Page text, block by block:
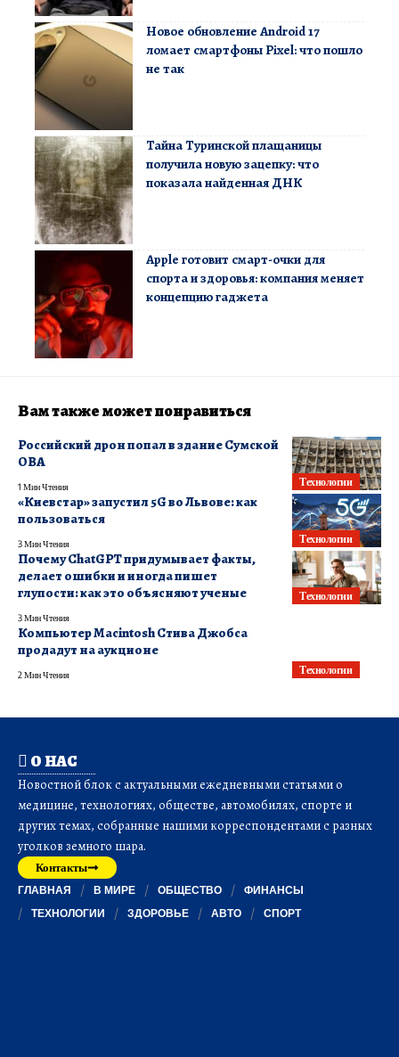
Новое обновление Android 17
ломает смартфоны Pixel: что пошло
не так
Тайна Туринской плащаницы
получила новую зацепку: что
показала найденная ДНК
Apple готовит смарт-очки для
спорта и здоровья: компания меняет
концепцию гаджета
Вам также может понравиться
Технологии
Российский дрон попал в здание Сумской
ОВА
1 Мин Чтения
Технологии
«Киевстар» запустил 5G во Львове: как
пользоваться
3 Мин Чтения
Технологии
Почему ChatGPT придумывает факты,
делает ошибки и иногда пишет
глупости: как это объясняют ученые
3 Мин Чтения
Технологии
Компьютер Macintosh Стива Джобса
продадут на аукционе
2 Мин Чтения
О НАС
Новостной блок с актуальными ежедневными статьями о
медицине, технологиях, обществе, автомобилях, спорте и
других темах, собранные нашими корреспондентами с разных
уголков земного шара.
Контакты
ГЛАВНАЯ В МИРЕ ОБЩЕСТВО
ФИНАНСЫ
ТЕХНОЛОГИИ
ЗДОРОВЬЕ АВТО СПОРТ